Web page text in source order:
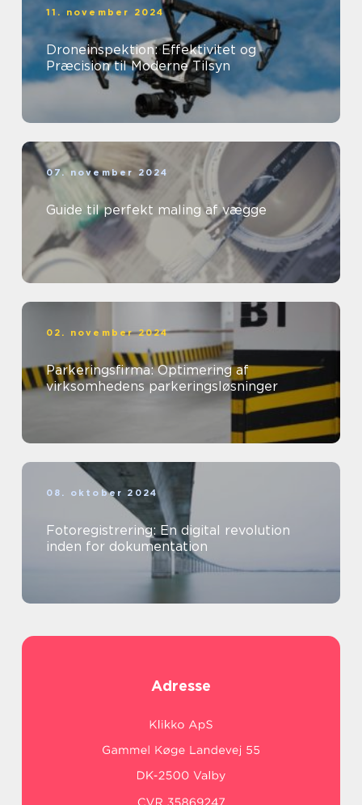
11. november 2024
Droneinspektion: Effektivitet og
Præcision til Moderne Tilsyn
07. november 2024
Guide til perfekt maling af vægge
02. november 2024
Parkeringsfirma: Optimering af
virksomhedens parkeringsløsninger
08. oktober 2024
Fotoregistrering: En digital revolution
inden for dokumentation
Adresse